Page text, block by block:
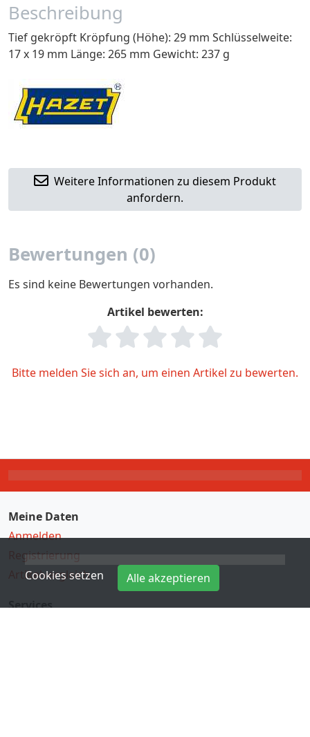
Beschreibung
Tief gekröpft Kröpfung (Höhe): 29 mm Schlüsselweite:
17 x 19 mm Länge: 265 mm Gewicht: 237 g
Weitere Informationen zu diesem Produkt
anfordern.
Bewertungen (0)
Es sind keine Bewertungen vorhanden.
Artikel bewerten:
Bitte melden Sie sich an, um einen Artikel zu bewerten.
Meine Daten
Anmelden
Registrierung
Artikelvergleich
Services
Cookies setzen Alle akzeptieren